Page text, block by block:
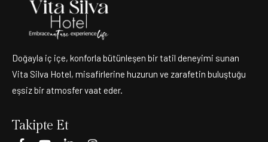
Doğayla iç içe, konforla bütünleşen bir tatil deneyimi sunan
Vita Silva Hotel, misafirlerine huzurun ve zarafetin buluştuğu
eşsiz bir atmosfer vaat eder.
Takipte Et